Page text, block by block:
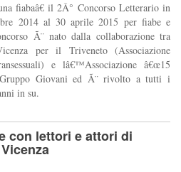
fiabaâ€ il 2Â° Concorso Letterario in
2014 al 30 aprile 2015 per fiabe e
Ã¨ nato dalla collaborazione tra
per il Triveneto (Associazione
e lâ€™Associazione â€œ15
Gruppo Giovani ed Ã¨ rivolto a tutti i
in su.
con lettori e attori di